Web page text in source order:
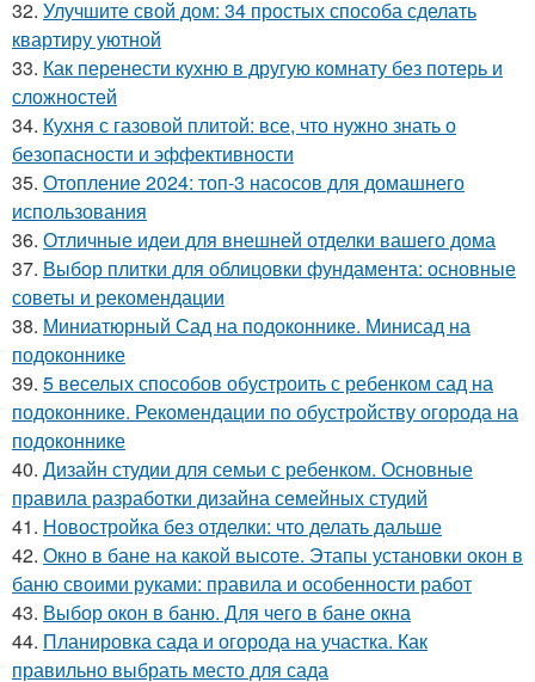
32. Улучшите свой дом: 34 простых способа сделать
квартиру уютной
33. Как перенести кухню в другую комнату без потерь и
сложностей
34. Кухня с газовой плитой: все, что нужно знать о
безопасности и эффективности
35. Отопление 2024: топ-3 насосов для домашнего
использования
36. Отличные идеи для внешней отделки вашего дома
37. Выбор плитки для облицовки фундамента: основные
советы и рекомендации
38. Миниатюрный Сад на подоконнике. Минисад на
подоконнике
39. 5 веселых способов обустроить с ребенком сад на
подоконнике. Рекомендации по обустройству огорода на
подоконнике
40. Дизайн студии для семьи с ребенком. Основные
правила разработки дизайна семейных студий
41. Новостройка без отделки: что делать дальше
42. Окно в бане на какой высоте. Этапы установки окон в
баню своими руками: правила и особенности работ
43. Выбор окон в баню. Для чего в бане окна
44. Планировка сада и огорода на участка. Как
правильно выбрать место для сада